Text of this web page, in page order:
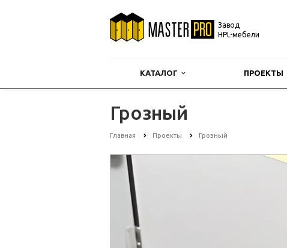
Завод
HPL-мебели
КАТАЛОГ ПРОЕКТЫ
Грозный
Главная Проекты Грозный